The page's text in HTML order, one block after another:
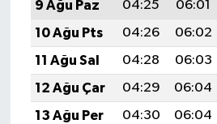
9 Ağu Paz
04:25 06:01
10 Ağu Pts
04:26 06:02
11 Ağu Sal
04:28 06:03
12 Ağu Çar
04:29 06:04
13 Ağu Per
04:30 06:04